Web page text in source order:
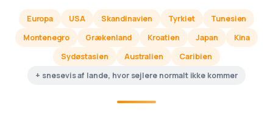
Europa USA Skandinavien Tyrkiet
Tunesien
Montenegro
Grækenland Kroatien Japan
Kina
Sydøstasien
Australien
Caribien
+ snesevis af lande, hvor sejlere normalt ikke kommer